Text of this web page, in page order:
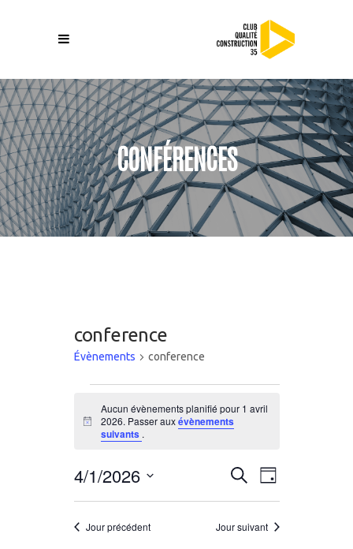
CONFÉRENCES
conference
Évènements conference
Évènements
for
1
avril
2026
Notice
Aucun évènements planifié pour 1 avril
2026. Passer auxévènements
suivants .
Recherche
et
RechercheNavigation
de
vues
Jour
4/1/2026
Sélectionnez
une
Jour précédent Jour suivant